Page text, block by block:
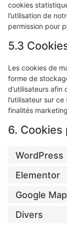
cookies
l’utilisation de
permission pour
5.3
Les cookies de
forme de
d’utilisateurs afin
l’utilisateur sur
finalités
6. Cookies
WordPress
Elementor
Google
Divers